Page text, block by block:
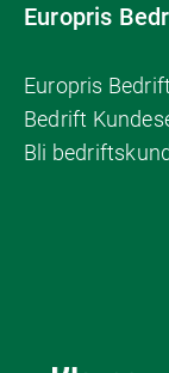
Europris
Europris Bedrift
Bedrift
Bli